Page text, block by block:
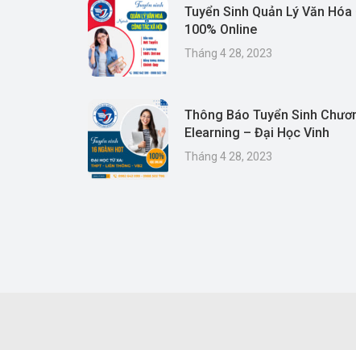
Tuyển Sinh Quản Lý Văn
100% Online
Tháng 4 28, 2023
Thông Báo Tuyển Sinh
Elearning – Đại Học Vinh
Tháng 4 28, 2023